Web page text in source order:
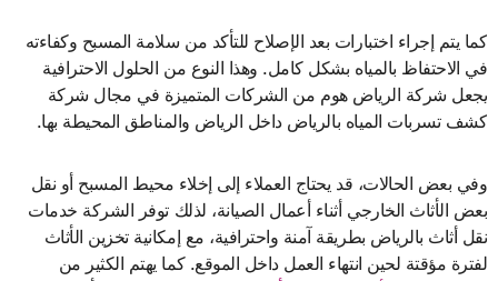
كما يتم إجراء اختبارات بعد الإصلاح للتأكد من سلامة المسبح وكفاءته
في الاحتفاظ بالمياه بشكل كامل. وهذا النوع من الحلول الاحترافية
يجعل شركة الرياض هوم من الشركات المتميزة في مجال شركة
كشف تسربات المياه بالرياض داخل الرياض والمناطق المحيطة بها.
وفي بعض الحالات، قد يحتاج العملاء إلى إخلاء محيط المسبح أو نقل
بعض الأثاث الخارجي أثناء أعمال الصيانة، لذلك توفر الشركة خدمات
نقل أثاث بالرياض بطريقة آمنة واحترافية، مع إمكانية تخزين الأثاث
لفترة مؤقتة لحين انتهاء العمل داخل الموقع. كما يهتم الكثير من